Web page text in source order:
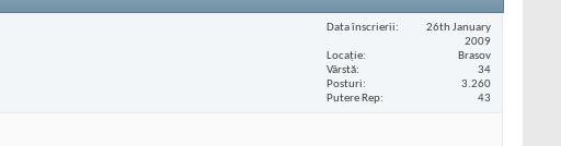
Data înscrierii
26th January
2009
Locaţie
Brasov
Vârstă
34
Posturi
3.260
Putere Rep
43